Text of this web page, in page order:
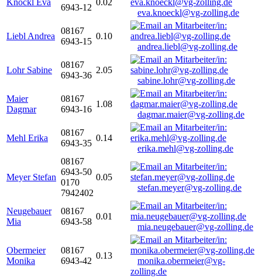
Knöckl Eva
6943-12
0.02
eva.knoeckl@vg-zolling.de
Liebl Andrea
08167
6943-15
0.10
andrea.liebl@vg-zolling.de
Lohr Sabine
08167
6943-36
2.05
sabine.lohr@vg-zolling.de
Maier
Dagmar
08167
6943-16
1.08
dagmar.maier@vg-zolling.de
Mehl Erika
08167
6943-35
0.14
erika.mehl@vg-zolling.de
Meyer Stefan
08167
6943-50
0170
7942402
0.05
stefan.meyer@vg-zolling.de
Neugebauer
Mia
08167
6943-58
0.01
mia.neugebauer@vg-zolling.de
Obermeier
Monika
08167
6943-42
0.13
monika.obermeier@vg-
zolling.de